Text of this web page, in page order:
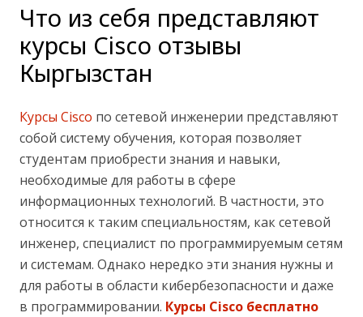
Что из себя представляют
курсы Cisco отзывы
Кыргызстан
Курсы Cisco по сетевой инженерии представляют
собой систему обучения, которая позволяет
студентам приобрести знания и навыки,
необходимые для работы в сфере
информационных технологий. В частности, это
относится к таким специальностям, как сетевой
инженер, специалист по программируемым сетям
и системам. Однако нередко эти знания нужны и
для работы в области кибербезопасности и даже
в программировании. Курсы Cisco бесплатно